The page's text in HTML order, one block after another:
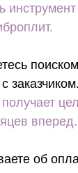
заказчиком.
вперед.
об